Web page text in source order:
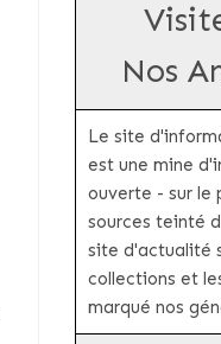
Nos
Le site
est une mine
ouverte - sur le
sources teinté
site d'actualité
collections et
marqué nos